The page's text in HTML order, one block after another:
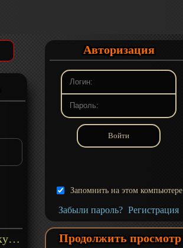
«Западные ворота парка Икэбукуро» ТВ-1 - описание
Авторизация
Запомнить на этом компьютере
Забыли пароль? Регистрация
Продолжить просмотр